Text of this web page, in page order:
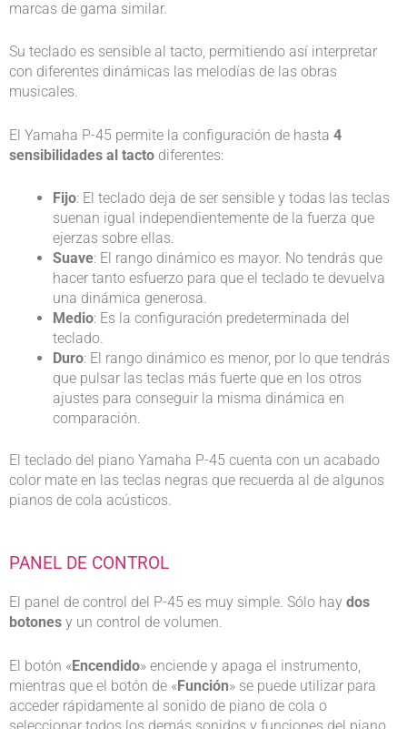
marcas de gama similar.
Su teclado es sensible al tacto, permitiendo así interpretar
con diferentes dinámicas las melodías de las obras
musicales.
El Yamaha P-45 permite la configuración de hasta 4
sensibilidades al tacto diferentes:
Fijo: El teclado deja de ser sensible y todas las teclas
suenan igual independientemente de la fuerza que
ejerzas sobre ellas.
Suave: El rango dinámico es mayor. No tendrás que
hacer tanto esfuerzo para que el teclado te devuelva
una dinámica generosa.
Medio: Es la configuración predeterminada del
teclado.
Duro: El rango dinámico es menor, por lo que tendrás
que pulsar las teclas más fuerte que en los otros
ajustes para conseguir la misma dinámica en
comparación.
El teclado del piano Yamaha P-45 cuenta con un acabado
color mate en las teclas negras que recuerda al de algunos
pianos de cola acústicos.
PANEL DE CONTROL
El panel de control del P-45 es muy simple. Sólo hay dos
botones y un control de volumen.
El botón «Encendido» enciende y apaga el instrumento,
mientras que el botón de «Función» se puede utilizar para
acceder rápidamente al sonido de piano de cola o
seleccionar todos los demás sonidos y funciones del piano.